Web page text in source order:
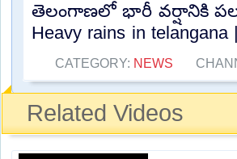
తెలంగాణలో భారీ వర్షానికి పలు
Heavy rains in telangana
CATEGORY: NEWS
Related Videos